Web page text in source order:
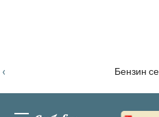
Бензин
‹